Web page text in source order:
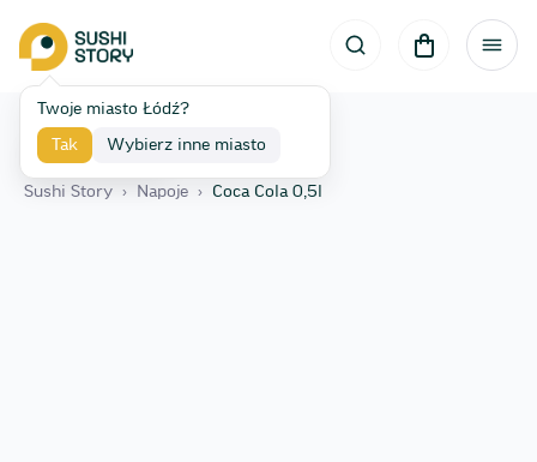
Twoje miasto Łódź?
Tak Wybierz inne miasto
Wróć
Sushi Story › Napoje › Coca Cola 0,5l